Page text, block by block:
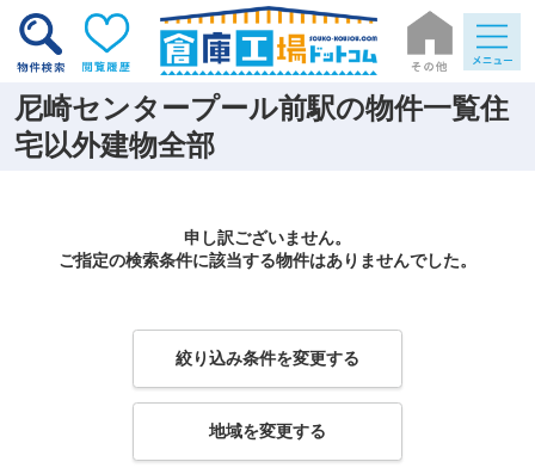
尼崎センタープール前駅の物件一覧住
宅以外建物全部
申し訳ございません。
ご指定の検索条件に該当する物件はありませんでした。
絞り込み条件を変更する
地域を変更する